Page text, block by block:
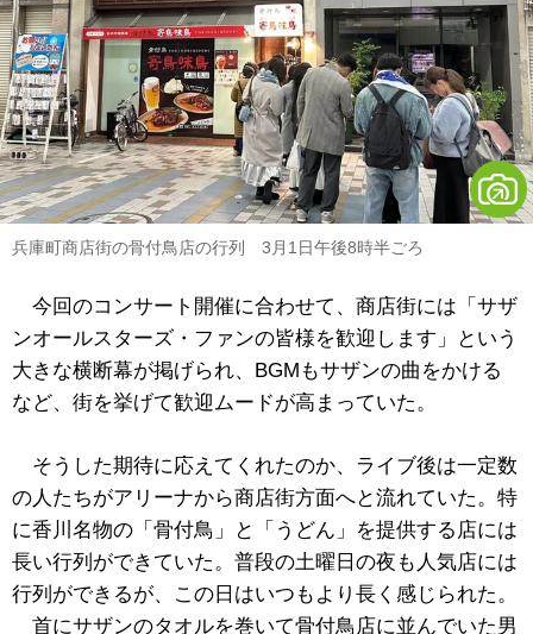
兵庫町商店街の骨付鳥店の行列 3月1日午後8時半ごろ
今回のコンサート開催に合わせて、商店街には「サザ
ンオールスターズ・ファンの皆様を歓迎します」という
大きな横断幕が掲げられ、BGMもサザンの曲をかける
など、街を挙げて歓迎ムードが高まっていた。
そうした期待に応えてくれたのか、ライブ後は一定数
の人たちがアリーナから商店街方面へと流れていた。特
に香川名物の「骨付鳥」と「うどん」を提供する店には
長い行列ができていた。普段の土曜日の夜も人気店には
行列ができるが、この日はいつもより長く感じられた。
首にサザンのタオルを巻いて骨付鳥店に並んでいた男